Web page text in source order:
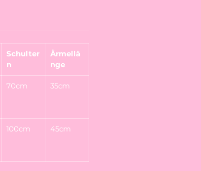
Schulter
n
Ärmellä
nge
70cm 35cm
100cm 45cm